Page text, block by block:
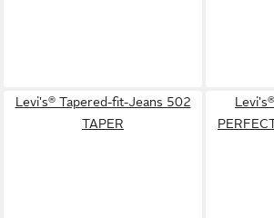
Levi's® Tapered-fit-Jeans 502
TAPER